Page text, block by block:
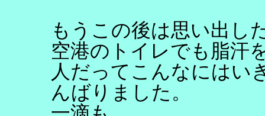
もうこの後は思い出し
空港のトイレでも脂汗
人だってこんなにはい
んばりました。